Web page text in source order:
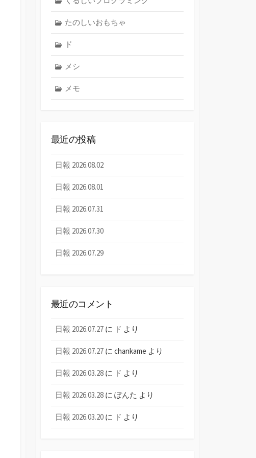
たのしいおもちゃ
ド
メシ
メモ
最近の投稿
日報 2026.08.02
日報 2026.08.01
日報 2026.07.31
日報 2026.07.30
日報 2026.07.29
最近のコメント
日報 2026.07.27 に ド より
日報 2026.07.27 に chankame より
日報 2026.03.28 に ド より
日報 2026.03.28 に ぽんた より
日報 2026.03.20 に ド より